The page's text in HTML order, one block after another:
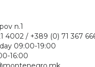
4002 / +389 (0) 71 367
09:00-19:00
16:00